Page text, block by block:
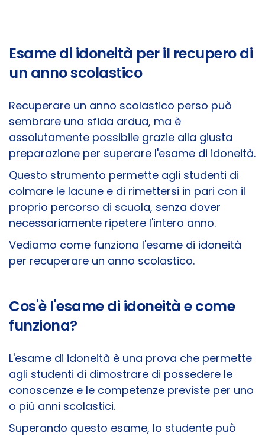
Esame di idoneità per il recupero di
un anno scolastico
Recuperare un anno scolastico perso può
sembrare una sfida ardua, ma è
assolutamente possibile grazie alla giusta
preparazione per superare l'esame di idoneità.
Questo strumento permette agli studenti di
colmare le lacune e di rimettersi in pari con il
proprio percorso di scuola, senza dover
necessariamente ripetere l'intero anno.
Vediamo come funziona l'esame di idoneità
per recuperare un anno scolastico.
Cos'è l'esame di idoneità e come
funziona?
L'esame di idoneità è una prova che permette
agli studenti di dimostrare di possedere le
conoscenze e le competenze previste per uno
o più anni scolastici.
Superando questo esame, lo studente può